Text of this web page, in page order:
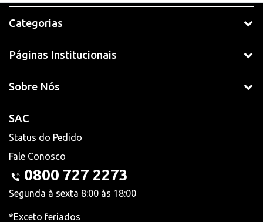
Categorias
Páginas Institucionais
Sobre Nós
SAC
Status do Pedido
Fale Conosco
0800 727 2273
Segunda à sexta 8:00 às 18:00
*Exceto feriados